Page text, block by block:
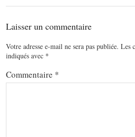
Laisser un commentaire
Votre adresse e-mail ne sera pas publiée. Les
indiqués avec *
Commentaire *